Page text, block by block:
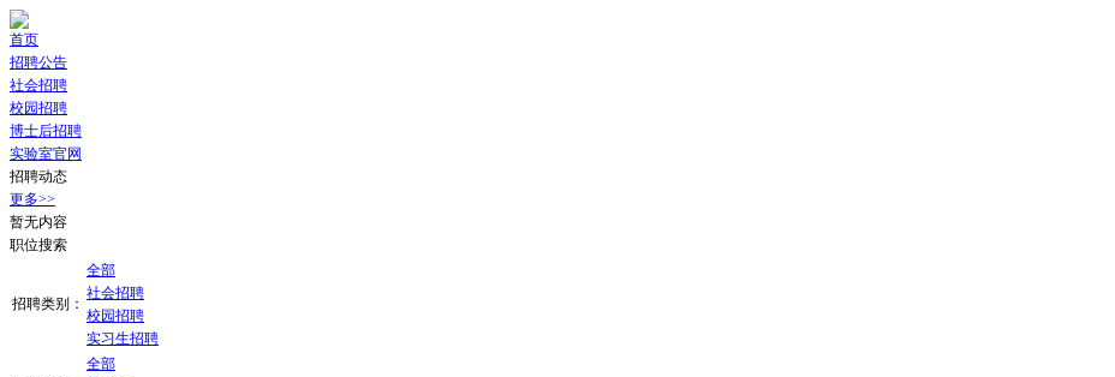
首页
招聘公告
社会招聘
校园招聘
博士后招聘
实验室官网
招聘动态
更多>>
暂无内容
职位搜索
招聘类别：
全部
社会招聘
校园招聘
实习生招聘
全部